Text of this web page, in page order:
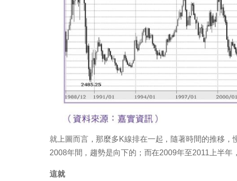
就上圖而言，那麼多K線排在一起，隨著時間的推移
2008年間，趨勢是向下的；而在2009年至2011上半年
這就